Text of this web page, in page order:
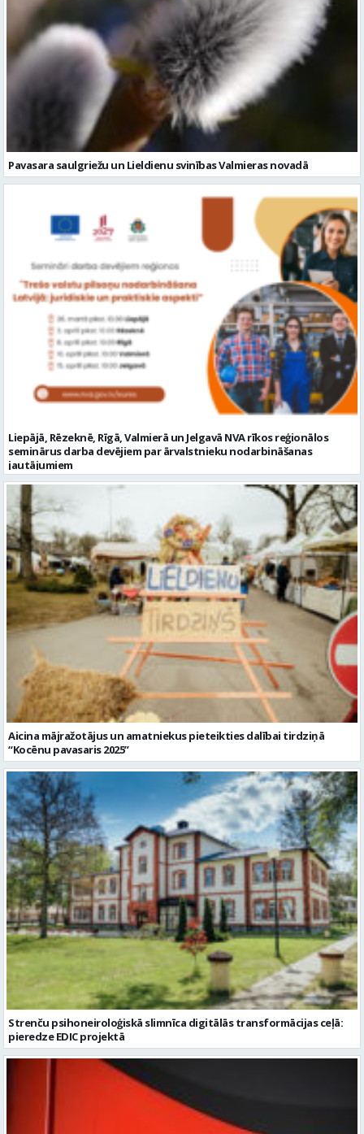
Pavasara saulgriežu un Lieldienu svinības Valmieras novadā
Liepājā, Rēzeknē, Rīgā, Valmierā un Jelgavā NVA rīkos reģionālos
seminārus darba devējiem par ārvalstnieku nodarbināšanas
jautājumiem
Aicina mājražotājus un amatniekus pieteikties dalībai tirdziņā
“Kocēnu pavasaris 2025”
Strenču psihoneiroloģiskā slimnīca digitālās transformācijas ceļā:
pieredze EDIC projektā